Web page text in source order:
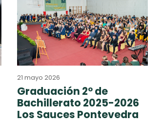
21 mayo 2026
Graduación 2º de
Bachillerato 2025-2026
Los Sauces Pontevedra